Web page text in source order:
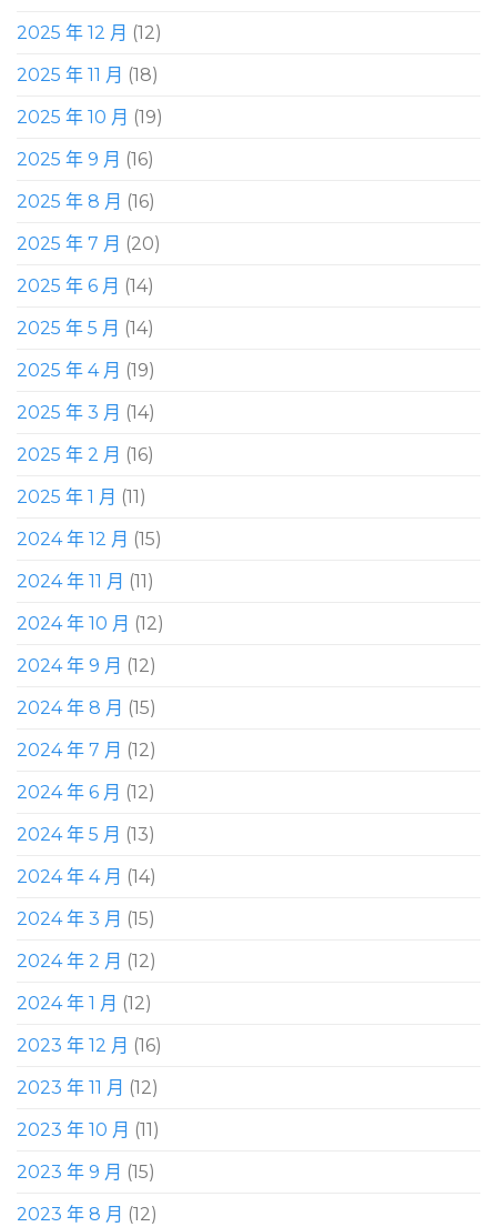
2025 年 12 月 (12)
2025 年 11 月 (18)
2025 年 10 月 (19)
2025 年 9 月 (16)
2025 年 8 月 (16)
2025 年 7 月 (20)
2025 年 6 月 (14)
2025 年 5 月 (14)
2025 年 4 月 (19)
2025 年 3 月 (14)
2025 年 2 月 (16)
2025 年 1 月 (11)
2024 年 12 月 (15)
2024 年 11 月 (11)
2024 年 10 月 (12)
2024 年 9 月 (12)
2024 年 8 月 (15)
2024 年 7 月 (12)
2024 年 6 月 (12)
2024 年 5 月 (13)
2024 年 4 月 (14)
2024 年 3 月 (15)
2024 年 2 月 (12)
2024 年 1 月 (12)
2023 年 12 月 (16)
2023 年 11 月 (12)
2023 年 10 月 (11)
2023 年 9 月 (15)
2023 年 8 月 (12)